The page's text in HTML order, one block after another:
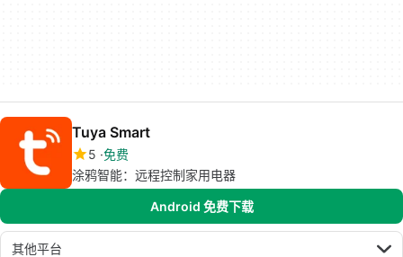
Tuya Smart
5 免费
涂鸦智能：远程控制家用电器
Android 免费下载
其他平台